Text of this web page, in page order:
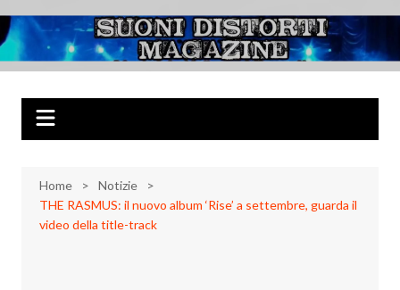
al
contenuto
Suoni Distorti
Magazine
Musica Rock, Metal, Punk e varie sonorità alternative
Home
Notizie
THE RASMUS: il nuovo album ‘Rise’ a settembre, guarda il
video della title-track